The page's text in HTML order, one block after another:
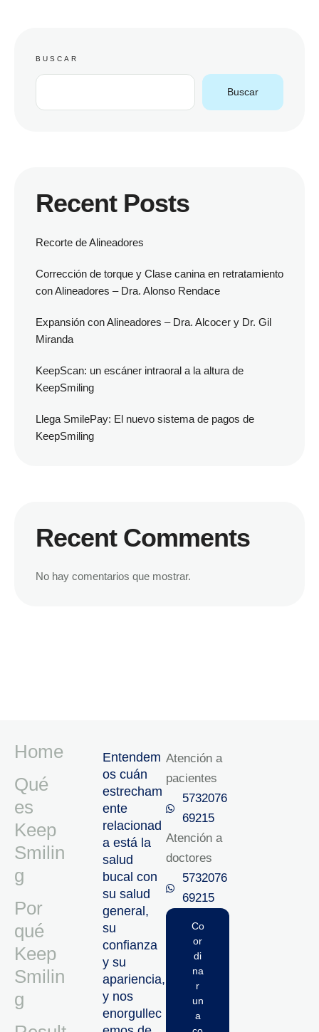
BUSCAR
Buscar
Recent Posts
Recorte de Alineadores
Corrección de torque y Clase canina en retratamiento
con Alineadores – Dra. Alonso Rendace
Expansión con Alineadores – Dra. Alcocer y Dr. Gil
Miranda
KeepScan: un escáner intraoral a la altura de
KeepSmiling
Llega SmilePay: El nuevo sistema de pagos de
KeepSmiling
Recent Comments
No hay comentarios que mostrar.
Home
Qué
es
Keep
Smilin
g
Por
qué
Keep
Smilin
g
Entendem
os cuán
estrecham
ente
relacionad
a está la
salud
bucal con
su salud
general,
su
confianza
y su
apariencia,
y nos
enorgullec
Atención a
pacientes
5732076
69215‬
Atención a
doctores
5732076
69215‬
Co
or
di
na
r
un
a